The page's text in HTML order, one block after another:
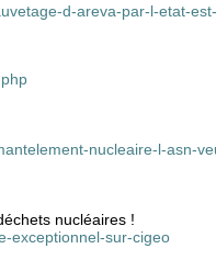
d-areva-par-l-etat-
nucleaire-l-asn-
nucléaires !
exceptionnel-sur-cigeo